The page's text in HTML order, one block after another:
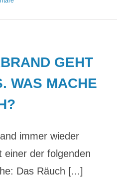
GEHT
WAS MACHE
immer wieder
einer der folgenden
Das Räuch [...]